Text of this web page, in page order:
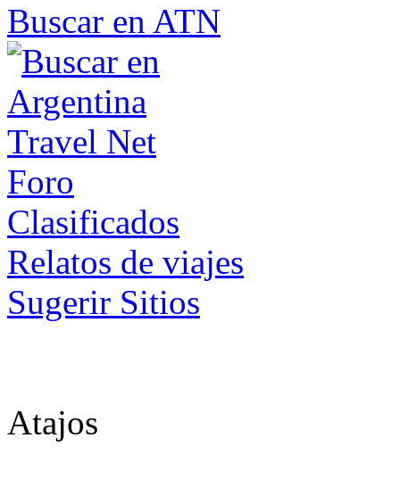
Buscar en ATN
Foro
Clasificados
Relatos de viajes
Sugerir Sitios
Atajos